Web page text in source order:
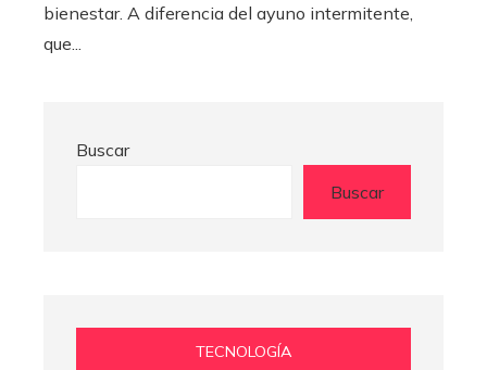
bienestar. A diferencia del ayuno intermitente,
que...
Buscar
Buscar
TECNOLOGÍA